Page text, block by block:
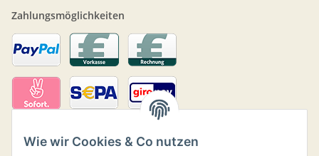
Wie wir Cookies & Co nutzen
Zahlungsmöglichkeiten